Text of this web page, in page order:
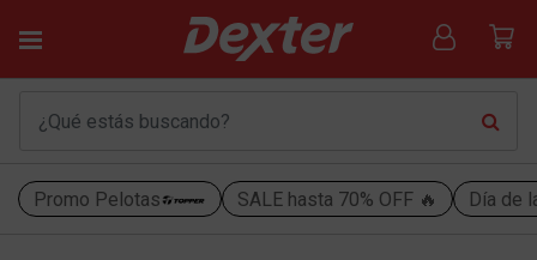
Promo Pelotas SALE hasta 70% OFF 🔥 Día de